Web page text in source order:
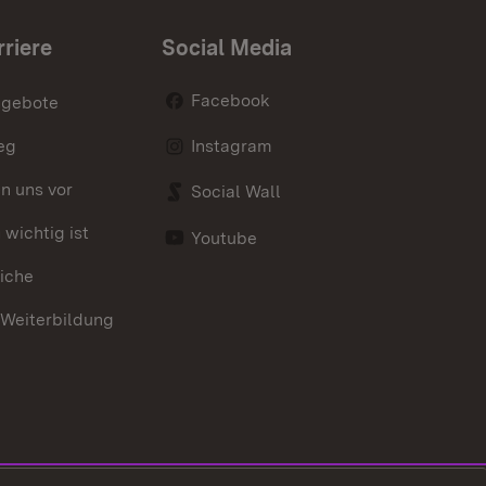
uns vor
wichtig ist
Social Media
Facebook
Instagram
Social Wall
Youtube